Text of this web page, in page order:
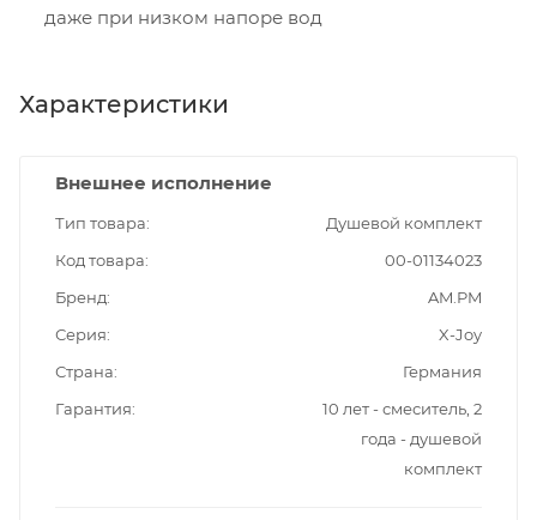
даже при низком напоре вод
Характеристики
Внешнее исполнение
Тип товара
Душевой комплект
Код товара
00-01134023
Бренд
AM.PM
Серия
X-Joy
Страна
Германия
Гарантия
10 лет - смеситель, 2
года - душевой
комплект